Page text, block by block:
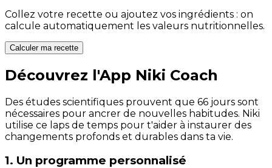
Collez votre recette ou ajoutez vos ingrédients : on
calcule automatiquement les valeurs nutritionnelles.
Calculer ma recette
Découvrez l'App Niki Coach
Des études scientifiques prouvent que 66 jours sont
nécessaires pour ancrer de nouvelles habitudes. Niki
utilise ce laps de temps pour t'aider à instaurer des
changements profonds et durables dans ta vie.
1. Un programme personnalisé